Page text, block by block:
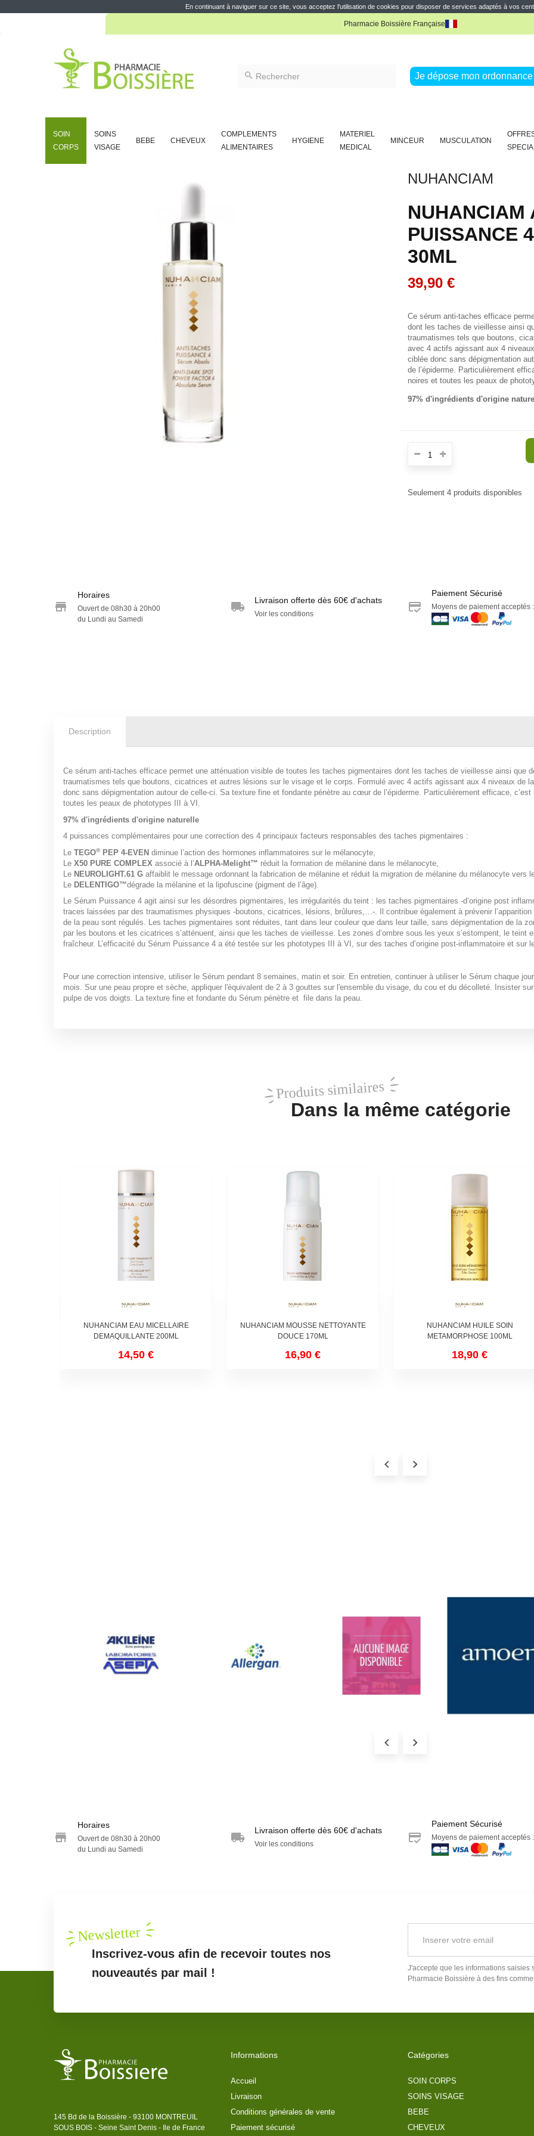
En continuant à naviguer sur ce site, vous acceptez l'utilisation de cookies pour disposer de services adaptés à vos
Je dépose mon
SOIN
CORPS
SOINS
VISAGE
BEBE CHEVEUX
COMPLEMENTS
ALIMENTAIRES
HYGIENE
MATERIEL
MEDICAL
MINCEUR MUSCULATION
NUHANCIAM
NUHANCIAM
PUISSANCE
30ML
39,90 €
Ce sérum anti-taches efficace
dont les taches de vieillesse ainsi
traumatismes tels que boutons,
avec 4 actifs agissant aux 4
ciblée donc sans dépigmentation
de l’épiderme. Particulièrement
noires et toutes les peaux de
97% d'ingrédients d'origine
Seulement 4 produits disponibles
Horaires
Ouvert de 08h30 à 20h00
du Lundi au Samedi
Livraison offerte dès 60€ d'achats
Voir les conditions
Paiement Sécurisé
Moyens de paiement acceptés :
Description
Ce sérum anti-taches efficace permet une atténuation visible de toutes les taches pigmentaires dont les taches de vieillesse ainsi que
traumatismes tels que boutons, cicatrices et autres lésions sur le visage et le corps. Formulé avec 4 actifs agissant aux 4 niveaux de
donc sans dépigmentation autour de celle-ci. Sa texture fine et fondante pénètre au cœur de l’épiderme. Particulièrement efficace,
toutes les peaux de phototypes III à VI.
97% d'ingrédients d'origine naturelle
4 puissances complémentaires pour une correction des 4 principaux facteurs responsables des taches pigmentaires :
Le TEGO®PEP 4-EVEN diminue l’action des hormones inflammatoires sur le mélanocyte,
Le X50 PURE COMPLEX associé à l’ALPHA-Melight™ réduit la formation de mélanine dans le mélanocyte,
Le NEUROLIGHT.61 G affaiblit le message ordonnant la fabrication de mélanine et réduit la migration de mélanine du mélanocyte vers
Le DELENTIGO™dégrade la mélanine et la lipofuscine (pigment de l’âge).
Le Sérum Puissance 4 agit ainsi sur les désordres pigmentaires, les irrégularités du teint : les taches pigmentaires -d’origine post
traces laissées par des traumatismes physiques -boutons, cicatrices, lésions, brûlures,…-. Il contribue également à prévenir
de la peau sont régulés. Les taches pigmentaires sont réduites, tant dans leur couleur que dans leur taille, sans dépigmentation de la
par les boutons et les cicatrices s’atténuent, ainsi que les taches de vieillesse. Les zones d’ombre sous les yeux s’estompent, le teint
fraîcheur. L’efficacité du Sérum Puissance 4 a été testée sur les phototypes III à VI, sur des taches d’origine post-inflammatoire et sur
Pour une correction intensive, utiliser le Sérum pendant 8 semaines, matin et soir. En entretien, continuer à utiliser le Sérum chaque
mois. Sur une peau propre et sèche, appliquer l'équivalent de 2 à 3 gouttes sur l'ensemble du visage, du cou et du décolleté. Insister
pulpe de vos doigts. La texture fine et fondante du Sérum pénètre et file dans la peau.
Produits similaires
Dans la même catégorie
NUHANCIAM EAU MICELLAIRE
DEMAQUILLANTE 200ML
14,50 €
NUHANCIAM MOUSSE NETTOYANTE
DOUCE 170ML
16,90 €
NUHANCIAM HUILE SOIN
METAMORPHOSE 100ML
18,90 €
Horaires
Ouvert de 08h30 à 20h00
du Lundi au Samedi
Livraison offerte dès 60€ d'achats
Voir les conditions
Paiement Sécurisé
Moyens de paiement acceptés :
Newsletter
Inscrivez-vous afin de recevoir toutes nos
nouveautés par mail !
J'accepte que les informations
Pharmacie Boissière à des fins
145 Bd de la Boissière - 93100 MONTREUIL
SOUS BOIS - Seine Saint Denis - Ile de France
Informations
Accueil
Livraison
Conditions générales de vente
Paiement sécurisé
Catégories
SOIN CORPS
SOINS VISAGE
BEBE
CHEVEUX